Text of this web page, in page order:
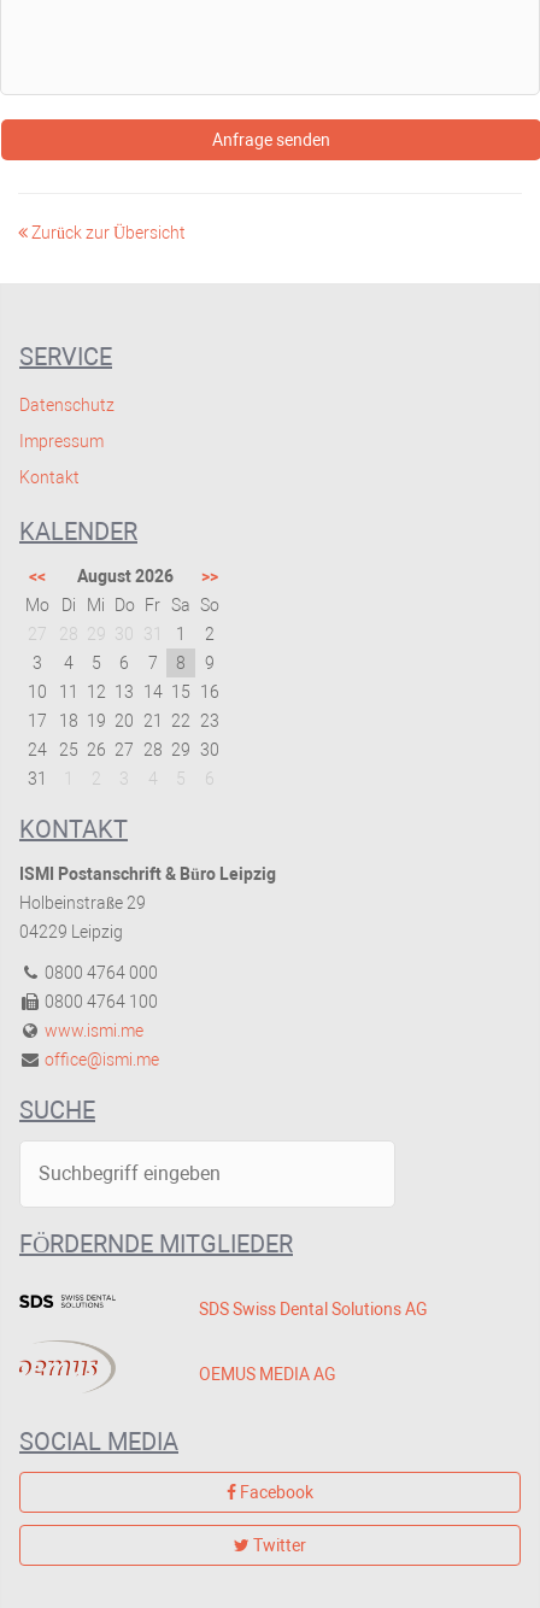
Anfrage senden
Zurück zur Übersicht
SERVICE
Datenschutz
Impressum
Kontakt
KALENDER
<< August 2026
>>
Mo
Di Mi Do Fr Sa So
27
28 29 30 31 1
2
3
4 5 6 7 8
9
10
11 12 13 14 15
16
17
18 19 20 21 22
23
24
25 26 27 28 29 30
31
2 3 4 5 6
KONTAKT
ISMI Postanschrift & Büro Leipzig
Holbeinstraße 29
04229 Leipzig
0800 4764 000
0800 4764 100
www.ismi.me
office@ismi.me
SUCHE
FÖRDERNDE MITGLIEDER
SDS Swiss Dental Solutions AG
OEMUS MEDIA AG
SOCIAL MEDIA
Facebook
Twitter